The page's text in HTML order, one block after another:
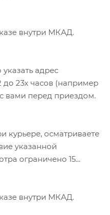
внутри МКАД.
адрес
23х часов (например
с вами перед приездом.
курьере, осматриваете
указанной
ограничено 15
внутри МКАД.